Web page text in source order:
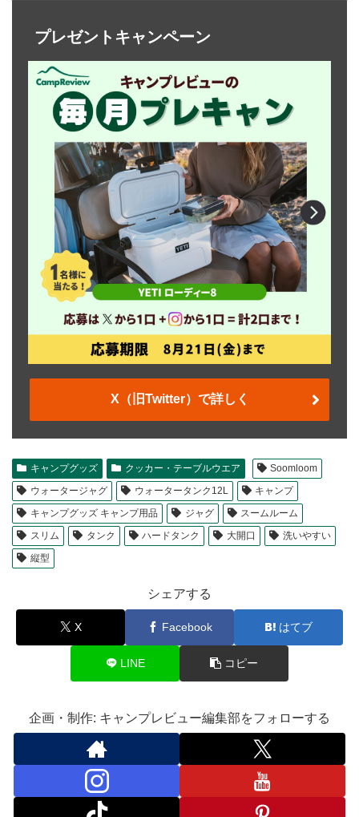
プレゼントキャンペーン
X（旧Twitter）で詳しく
キャンプグッズ クッカー・テーブルウエア
Soomloom
ウォータージャグ
ウォータータンク12L
キャンプ
キャンプグッズ キャンプ用品
ジャグ
スームルーム
スリム
タンク ハードタンク 大開口
洗いやすい
縦型
シェアする
X Facebook はてブ
LINE コピー
企画・制作: キャンプレビュー編集部をフォローする